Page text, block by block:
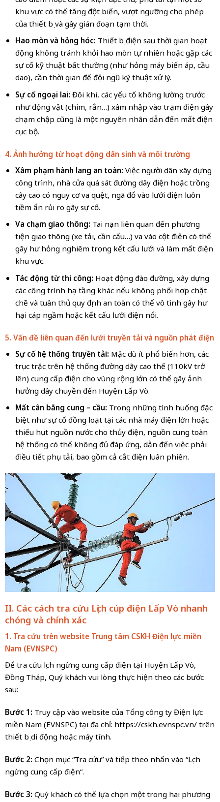
khu vực có thể tăng đột biến, vượt ngưỡng cho phép
của thiết bị và gây gián đoạn tạm thời.
Hao mòn và hỏng hóc: Thiết bị điện sau thời gian hoạt
động không tránh khỏi hao mòn tự nhiên hoặc gặp các
sự cố kỹ thuật bất thường (như hỏng máy biến áp, cầu
dao), cần thời gian để đội ngũ kỹ thuật xử lý.
Sự cố ngoại lai: Đôi khi, các yếu tố không lường trước
như động vật (chim, rắn…) xâm nhập vào trạm điện gây
chạm chập cũng là một nguyên nhân dẫn đến mất điện
cục bộ.
4. Ảnh hưởng từ hoạt động dân sinh và môi trường
Xâm phạm hành lang an toàn: Việc người dân xây dựng
công trình, nhà cửa quá sát đường dây điện hoặc trồng
cây cao có nguy cơ va quệt, ngã đổ vào lưới điện luôn
tiềm ẩn rủi ro gây sự cố.
Va chạm giao thông: Tai nạn liên quan đến phương
tiện giao thông (xe tải, cần cẩu…) va vào cột điện có thể
gây hư hỏng nghiêm trọng kết cấu lưới và làm mất điện
khu vực.
Tác động từ thi công: Hoạt động đào đường, xây dựng
các công trình hạ tầng khác nếu không phối hợp chặt
chẽ và tuân thủ quy định an toàn có thể vô tình gây hư
hại cáp ngầm hoặc kết cấu lưới điện nổi.
5. Vấn đề liên quan đến lưới truyền tải và nguồn phát điện
Sự cố hệ thống truyền tải: Mặc dù ít phổ biến hơn, các
trục trặc trên hệ thống đường dây cao thế (110kV trở
lên) cung cấp điện cho vùng rộng lớn có thể gây ảnh
hưởng dây chuyền đến Huyện Lấp Vò.
Mất cân bằng cung – cầu: Trong những tình huống đặc
biệt như sự cố đồng loạt tại các nhà máy điện lớn hoặc
thiếu hụt nguồn nước cho thủy điện, nguồn cung toàn
hệ thống có thể không đủ đáp ứng, dẫn đến việc phải
điều tiết phụ tải, bao gồm cả cắt điện luân phiên.
II. Các cách tra cứu Lịch cúp điện Lấp Vò nhanh
chóng và chính xác
1. Tra cứu trên website Trung tâm CSKH Điện lực miền
Nam (EVNSPC)
Để tra cứu lịch ngừng cung cấp điện tại Huyện Lấp Vò,
Đồng Tháp, Quý khách vui lòng thực hiện theo các bước
sau:
Bước 1: Truy cập vào website của Tổng công ty Điện lực
miền Nam (EVNSPC) tại địa chỉ: https://cskh.evnspc.vn/trên
thiết bị di động hoặc máy tính.
Bước 2: Chọn mục “Tra cứu” và tiếp theo nhấn vào “Lịch
ngừng cung cấp điện”.
Bước 3: Quý khách có thể lựa chọn một trong hai phương